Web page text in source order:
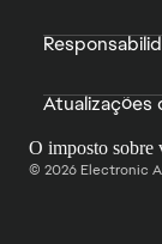
Atualizações
O imposto sobre
© 2026 Electronic